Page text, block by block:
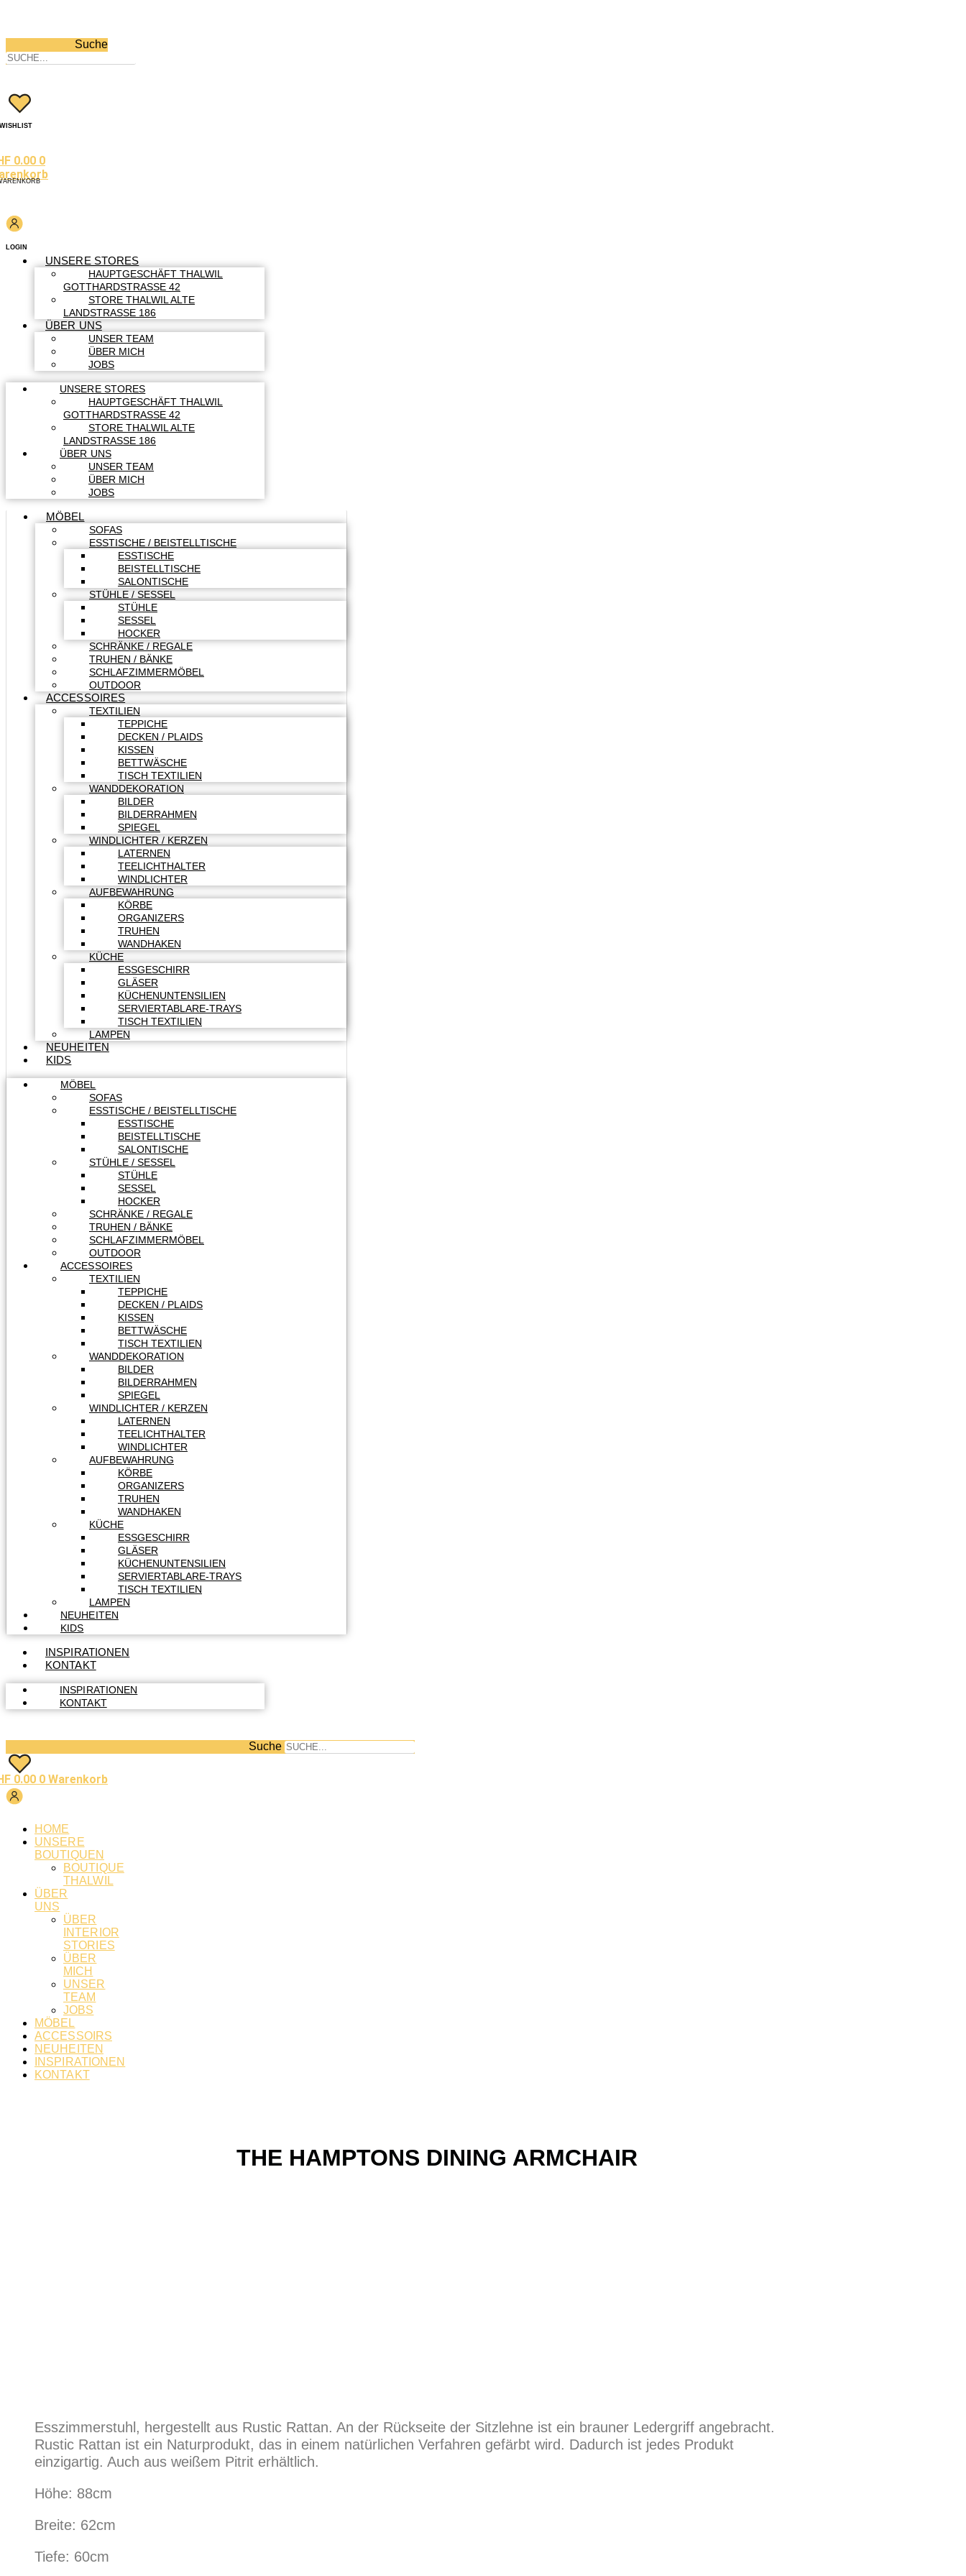
Suche
WISHLIST
0.00 0
LOGIN
UNSERE STORES
HAUPTGESCHÄFT THALWIL
GOTTHARDSTRASSE 42
STORE THALWIL ALTE
LANDSTRASSE 186
ÜBER UNS
UNSER TEAM
ÜBER MICH
JOBS
UNSERE STORES
HAUPTGESCHÄFT THALWIL
GOTTHARDSTRASSE 42
STORE THALWIL ALTE
LANDSTRASSE 186
ÜBER UNS
UNSER TEAM
ÜBER MICH
JOBS
MÖBEL
SOFAS
ESSTISCHE / BEISTELLTISCHE
ESSTISCHE
BEISTELLTISCHE
SALONTISCHE
STÜHLE / SESSEL
STÜHLE
SESSEL
HOCKER
SCHRÄNKE / REGALE
TRUHEN / BÄNKE
SCHLAFZIMMERMÖBEL
OUTDOOR
ACCESSOIRES
TEXTILIEN
TEPPICHE
DECKEN / PLAIDS
KISSEN
BETTWÄSCHE
TISCH TEXTILIEN
WANDDEKORATION
BILDER
BILDERRAHMEN
SPIEGEL
WINDLICHTER / KERZEN
LATERNEN
TEELICHTHALTER
WINDLICHTER
AUFBEWAHRUNG
KÖRBE
ORGANIZERS
TRUHEN
WANDHAKEN
KÜCHE
ESSGESCHIRR
GLÄSER
KÜCHENUNTENSILIEN
SERVIERTABLARE-TRAYS
TISCH TEXTILIEN
LAMPEN
NEUHEITEN
KIDS
MÖBEL
SOFAS
ESSTISCHE / BEISTELLTISCHE
ESSTISCHE
BEISTELLTISCHE
SALONTISCHE
STÜHLE / SESSEL
STÜHLE
SESSEL
HOCKER
SCHRÄNKE / REGALE
TRUHEN / BÄNKE
SCHLAFZIMMERMÖBEL
OUTDOOR
ACCESSOIRES
TEXTILIEN
TEPPICHE
DECKEN / PLAIDS
KISSEN
BETTWÄSCHE
TISCH TEXTILIEN
WANDDEKORATION
BILDER
BILDERRAHMEN
SPIEGEL
WINDLICHTER / KERZEN
LATERNEN
TEELICHTHALTER
WINDLICHTER
AUFBEWAHRUNG
KÖRBE
ORGANIZERS
TRUHEN
WANDHAKEN
KÜCHE
ESSGESCHIRR
GLÄSER
KÜCHENUNTENSILIEN
SERVIERTABLARE-TRAYS
TISCH TEXTILIEN
LAMPEN
NEUHEITEN
KIDS
INSPIRATIONEN
KONTAKT
INSPIRATIONEN
KONTAKT
Suche
0.00 0 Warenkorb
HOME
UNSERE
BOUTIQUEN
BOUTIQUE
THALWIL
ÜBER
UNS
ÜBER
INTERIOR
STORIES
ÜBER
MICH
UNSER
TEAM
JOBS
MÖBEL
ACCESSOIRS
NEUHEITEN
INSPIRATIONEN
KONTAKT
THE HAMPTONS DINING ARMCHAIR
Esszimmerstuhl, hergestellt aus Rustic Rattan. An der Rückseite der Sitzlehne ist ein brauner Ledergriff angebracht.
Rustic Rattan ist ein Naturprodukt, das in einem natürlichen Verfahren gefärbt wird. Dadurch ist jedes Produkt
einzigartig. Auch aus weißem Pitrit erhältlich.
Höhe: 88cm
Breite: 62cm
Tiefe: 60cm